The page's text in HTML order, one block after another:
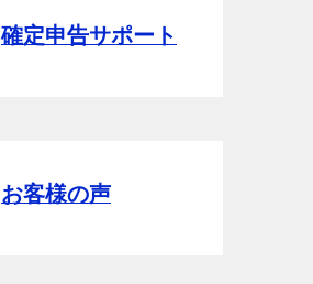
確定申告サポート
お客様の声